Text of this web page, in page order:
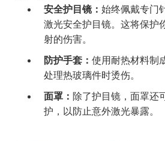
安全护目镜：始终佩戴专门
激光安全护目镜。这将保护
射的伤害。
防护手套：使用耐热材料制
处理热玻璃件时烫伤。
面罩：除了护目镜，面罩还
护，以防止意外激光暴露。